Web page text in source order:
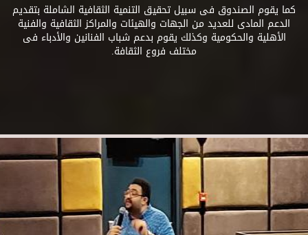
كما يقوم الصندوق فى سبيل تحقيق التنمية الثقافية الشاملة بتقديم
الدعم المادى للعديد من الجهات والهيئات والمراكز الثقافية والفنية
الأهلية والحكومية وكذلك يقوم بدعم شباب الفنانين والأدباء فى
مختلف فروع الثقافة.